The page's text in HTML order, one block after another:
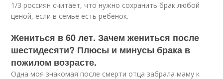
1/3 россиян считает, что нужно сохранить брак любой
ценой, если в семье есть ребенок.
Жениться в 60 лет. Зачем жениться после
шестидесяти? Плюсы и минусы брака в
пожилом возрасте.
Одна моя знакомая после смерти отца забрала маму к